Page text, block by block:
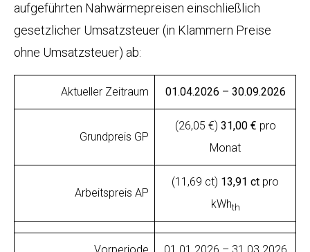
aufgeführten Nahwärmepreisen einschließlich
gesetzlicher Umsatzsteuer (in Klammern Preise
ohne Umsatzsteuer) ab:
Aktueller Zeitraum 01.04.2026 – 30.09.2026
Grundpreis GP
(26,05 €) 31,00 € pro
Monat
Arbeitspreis AP
(11,69 ct) 13,91 ct pro
kWhth